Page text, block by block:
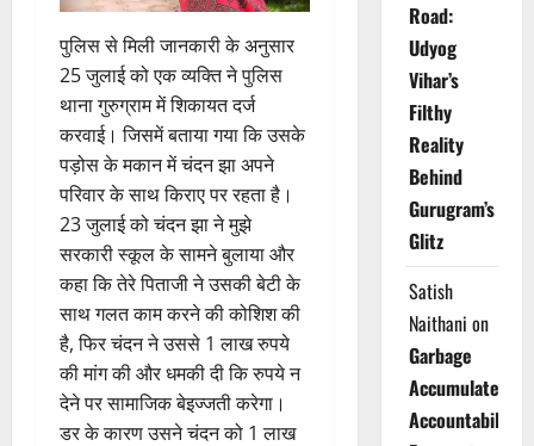
पुलिस से मिली जानकारी के अनुसार
25 जुलाई को एक व्यक्ति ने पुलिस
थाना गुरुग्राम में शिकायत दर्ज
करवाई। जिसमें बताया गया कि उसके
पड़ोस के मकान में चंदन झा अपने
परिवार के साथ किराए पर रहता है।
23 जुलाई को चंदन झा ने मुझे
सरकारी स्कूल के सामने बुलाया और
कहा कि तेरे पिताजी ने उसकी बेटी के
साथ गलत काम करने की कोशिश की
है, फिर चंदन ने उससे 1 लाख रुपये
की मांग की और धमकी दी कि रुपये न
देने पर सामाजिक बेइज्जती करेगा।
डर के कारण उसने चंदन को 1 लाख
Road:
Udyog
Vihar’s
Filthy
Reality
Behind
Gurugram’s
Glitz
Satish
Naithani on
Garbage
Accumulates,
Accountability